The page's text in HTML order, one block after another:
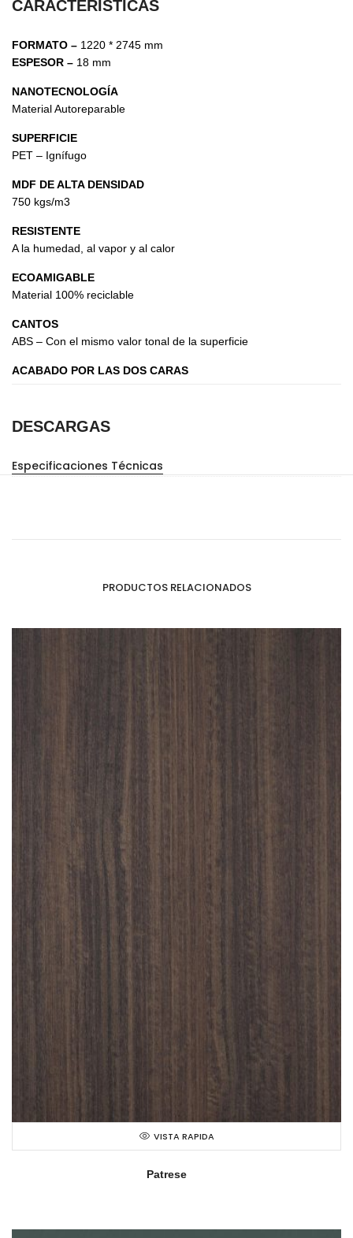
CARACTERÍSTICAS
FORMATO – 1220 * 2745 mm
ESPESOR – 18 mm
NANOTECNOLOGÍA
Material Autoreparable
SUPERFICIE
PET – Ignífugo
MDF DE ALTA DENSIDAD
750 kgs/m3
RESISTENTE
A la humedad, al vapor y al calor
ECOAMIGABLE
Material 100% reciclable
CANTOS
ABS – Con el mismo valor tonal de la superficie
ACABADO POR LAS DOS CARAS
DESCARGAS
Especificaciones Técnicas
PRODUCTOS RELACIONADOS
VISTA RAPIDA
Patrese